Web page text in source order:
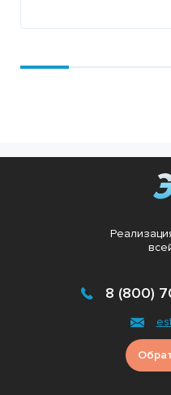
8 (800)